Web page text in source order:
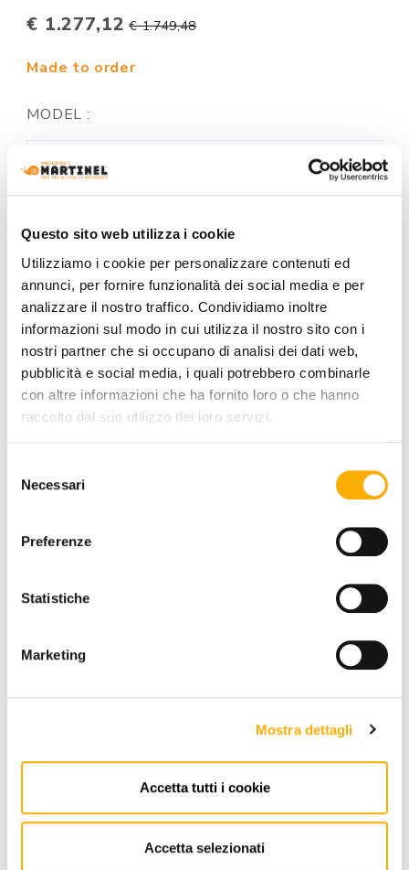
Questo sito web utilizza i cookie
Utilizziamo i cookie per personalizzare contenuti ed
annunci, per fornire funzionalità dei social media e per
analizzare il nostro traffico. Condividiamo inoltre
informazioni sul modo in cui utilizza il nostro sito con i
nostri partner che si occupano di analisi dei dati web,
pubblicità e social media, i quali potrebbero combinarle
con altre informazioni che ha fornito loro o che hanno
raccolto dal suo utilizzo dei loro servizi.
delNecessari
Preferenze
Statistiche
Marketing
Mostra dettagli
Accetta tutti i cookie
Accetta selezionati
€ 1.277,12 € 1.749,48
Made to order
MODEL :
+0€ +318€
QUANTITY:
- +
€ 1.277,12
ADD TO CART